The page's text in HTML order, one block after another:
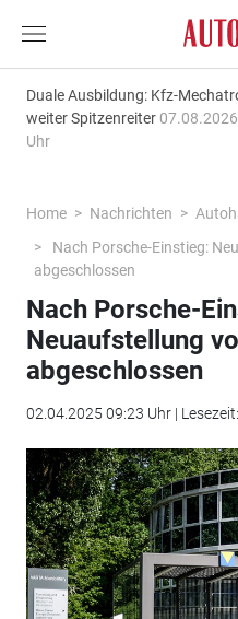
Duale Ausbildung: Kfz-
weiter Spitzenreiter
Uhr
Home Nachrichten
Nach Porsche-Einstieg:
abgeschlossen
Nach Porsche-
Neuaufstellung
abgeschlossen
02.04.2025 09:23 Uhr |